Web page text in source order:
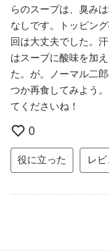
らのスープは、臭み
なしです。トッピン
回は大丈夫でした。
はスープに酸味を加
た。が。ノーマル二
つか再食してみよう
てくださいね！
0
役に立った レ